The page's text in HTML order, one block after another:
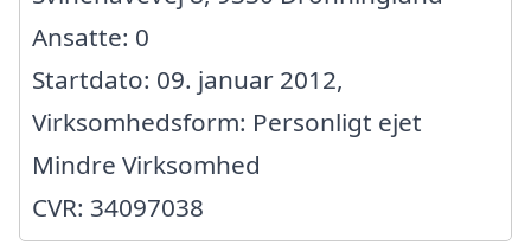
Ansatte: 0
Startdato: 09. januar 2012,
Virksomhedsform: Personligt ejet
Mindre Virksomhed
CVR: 34097038